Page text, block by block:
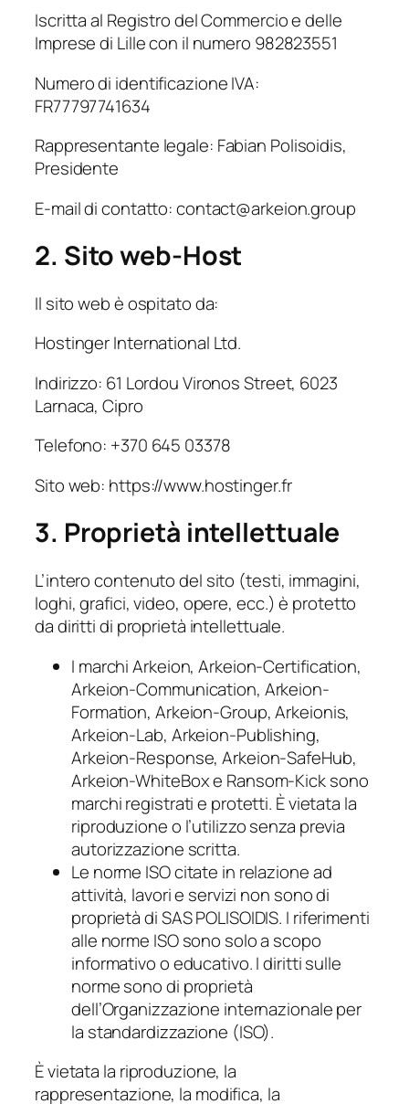
Iscritta al Registro del Commercio e delle
Imprese di Lille con il numero 982823551
Numero di identificazione IVA:
FR77797741634
Rappresentante legale: Fabian Polisoidis,
Presidente
E-mail di contatto: contact@arkeion.group
2. Sito web-Host
Il sito web è ospitato da:
Hostinger International Ltd.
Indirizzo: 61 Lordou Vironos Street, 6023
Larnaca, Cipro
Telefono: +370 645 03378
Sito web: https://www.hostinger.fr
3. Proprietà intellettuale
L’intero contenuto del sito (testi, immagini,
loghi, grafici, video, opere, ecc.) è protetto
da diritti di proprietà intellettuale.
I marchi Arkeion, Arkeion-Certification,
Arkeion-Communication, Arkeion-
Formation, Arkeion-Group, Arkeionis,
Arkeion-Lab, Arkeion-Publishing,
Arkeion-Response, Arkeion-SafeHub,
Arkeion-WhiteBox e Ransom-Kick sono
marchi registrati e protetti. È vietata la
riproduzione o l’utilizzo senza previa
autorizzazione scritta.
Le norme ISO citate in relazione ad
attività, lavori e servizi non sono di
proprietà di SAS POLISOIDIS. I riferimenti
alle norme ISO sono solo a scopo
informativo o educativo. I diritti sulle
norme sono di proprietà
dell’Organizzazione internazionale per
la standardizzazione (ISO).
È vietata la riproduzione, la
rappresentazione, la modifica, la